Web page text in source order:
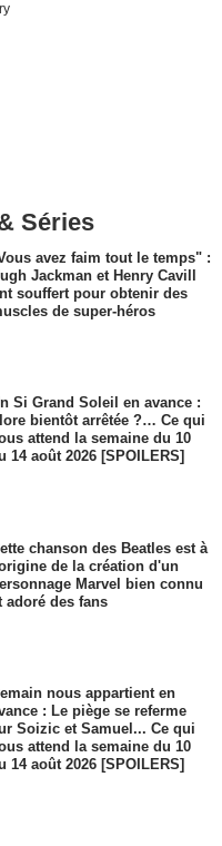
Séries
avez faim tout le temps" :
Jackman et Henry Cavill
souffert pour obtenir des
de super-héros
Si Grand Soleil en avance :
bientôt arrêtée ?… Ce qui
attend la semaine du 10
14 août 2026 [SPOILERS]
chanson des Beatles est à
de la création d'un
Marvel bien connu
adoré des fans
nous appartient en
: Le piège se referme
Soizic et Samuel... Ce qui
attend la semaine du 10
14 août 2026 [SPOILERS]